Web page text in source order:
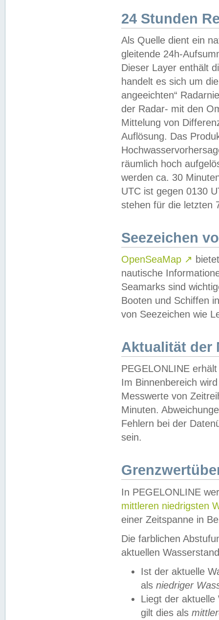
24 Stunden
Als Quelle dient ein
gleitende 24h-
Dieser Layer enthält
handelt es sich um
angeeichten“
der Radar- mit den
Mittelung von
Auflösung. Das
räumlich hoch
werden ca. 30
UTC ist gegen 0130
stehen für die letzten
Seezeichen
OpenSeaMap ↗
nautische
Seamarks sind
Booten und Schiffen
von Seezeichen wie
Aktualität der
PEGELONLINE
Im Binnenbereich
Messwerte von
Minuten.
Fehlern bei der
sein.
In PEGELONLINE
mittleren niedrigsten
einer Zeitspanne in
Die farblichen
aktuellen
Ist der aktuelle
als niedriger
Liegt der
gilt dies als